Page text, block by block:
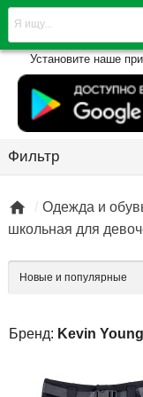
Установите наше
Фильтр
 Одежда и
школьная для
Бренд: Kevin Young